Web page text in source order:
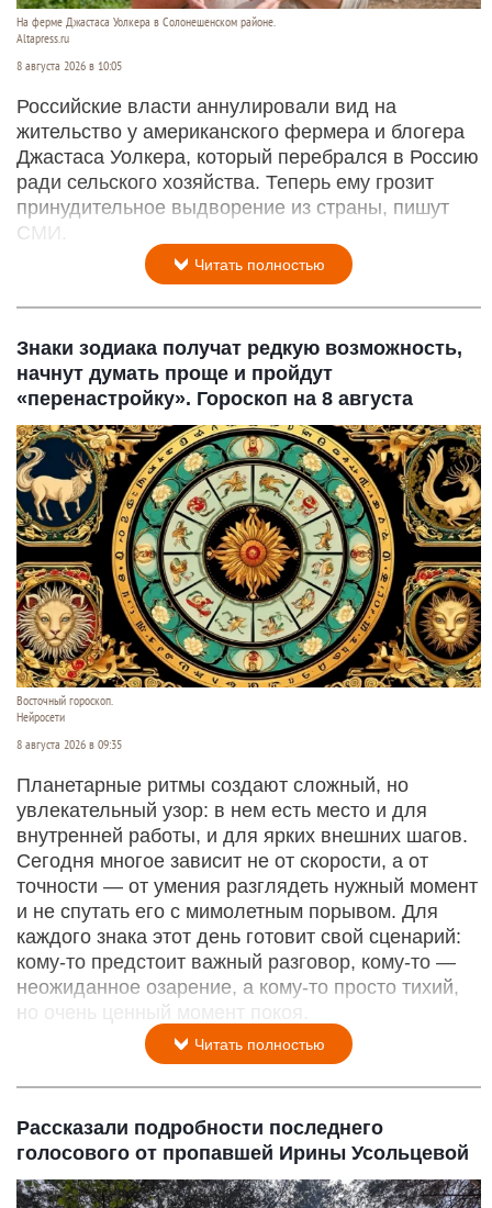
На ферме Джастаса Уолкера в Солонешенском районе.
Altapress.ru
8 августа 2026 в 10:05
Российские власти аннулировали вид на
жительство у американского фермера и блогера
Джастаса Уолкера, который перебрался в Россию
ради сельского хозяйства. Теперь ему грозит
принудительное выдворение из страны, пишут
СМИ.
Читать полностью
Знаки зодиака получат редкую возможность,
начнут думать проще и пройдут
«перенастройку». Гороскоп на 8 августа
Восточный гороскоп.
Нейросети
8 августа 2026 в 09:35
Планетарные ритмы создают сложный, но
увлекательный узор: в нем есть место и для
внутренней работы, и для ярких внешних шагов.
Сегодня многое зависит не от скорости, а от
точности — от умения разглядеть нужный момент
и не спутать его с мимолетным порывом. Для
каждого знака этот день готовит свой сценарий:
кому‑то предстоит важный разговор, кому‑то —
неожиданное озарение, а кому‑то просто тихий,
но очень ценный момент покоя.
Читать полностью
Рассказали подробности последнего
голосового от пропавшей Ирины Усольцевой